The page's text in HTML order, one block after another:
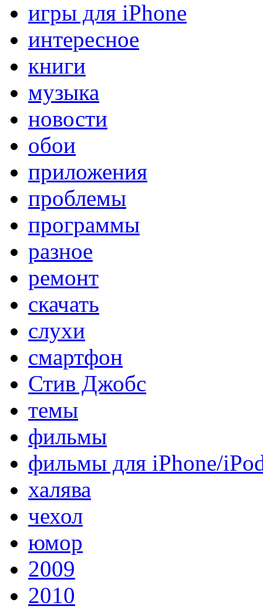
игры для iPhone
интересное
книги
музыка
новости
обои
приложения
проблемы
программы
разное
ремонт
скачать
слухи
смартфон
Стив Джобс
темы
фильмы
фильмы для iPhone/
халява
чехол
юмор
2009
2010